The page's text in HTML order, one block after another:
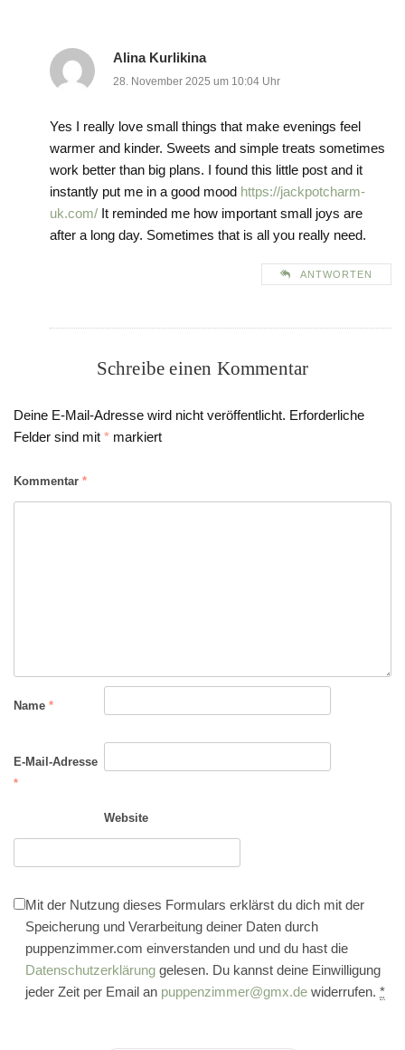
Alina Kurlikina
28. November 2025 um 10:04 Uhr
Yes I really love small things that make evenings feel
warmer and kinder. Sweets and simple treats sometimes
work better than big plans. I found this little post and it
instantly put me in a good mood https://jackpotcharm-
uk.com/ It reminded me how important small joys are
after a long day. Sometimes that is all you really need.
ANTWORTEN
Schreibe einen Kommentar
Deine E-Mail-Adresse wird nicht veröffentlicht. Erforderliche
Felder sind mit * markiert
Kommentar *
Name *
E-Mail-Adresse
*
Website
Mit der Nutzung dieses Formulars erklärst du dich mit der
Speicherung und Verarbeitung deiner Daten durch
puppenzimmer.com einverstanden und und du hast die
Datenschutzerklärung gelesen. Du kannst deine Einwilligung
jeder Zeit per Email an puppenzimmer@gmx.de widerrufen. *